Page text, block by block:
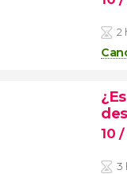
2
10 /
3